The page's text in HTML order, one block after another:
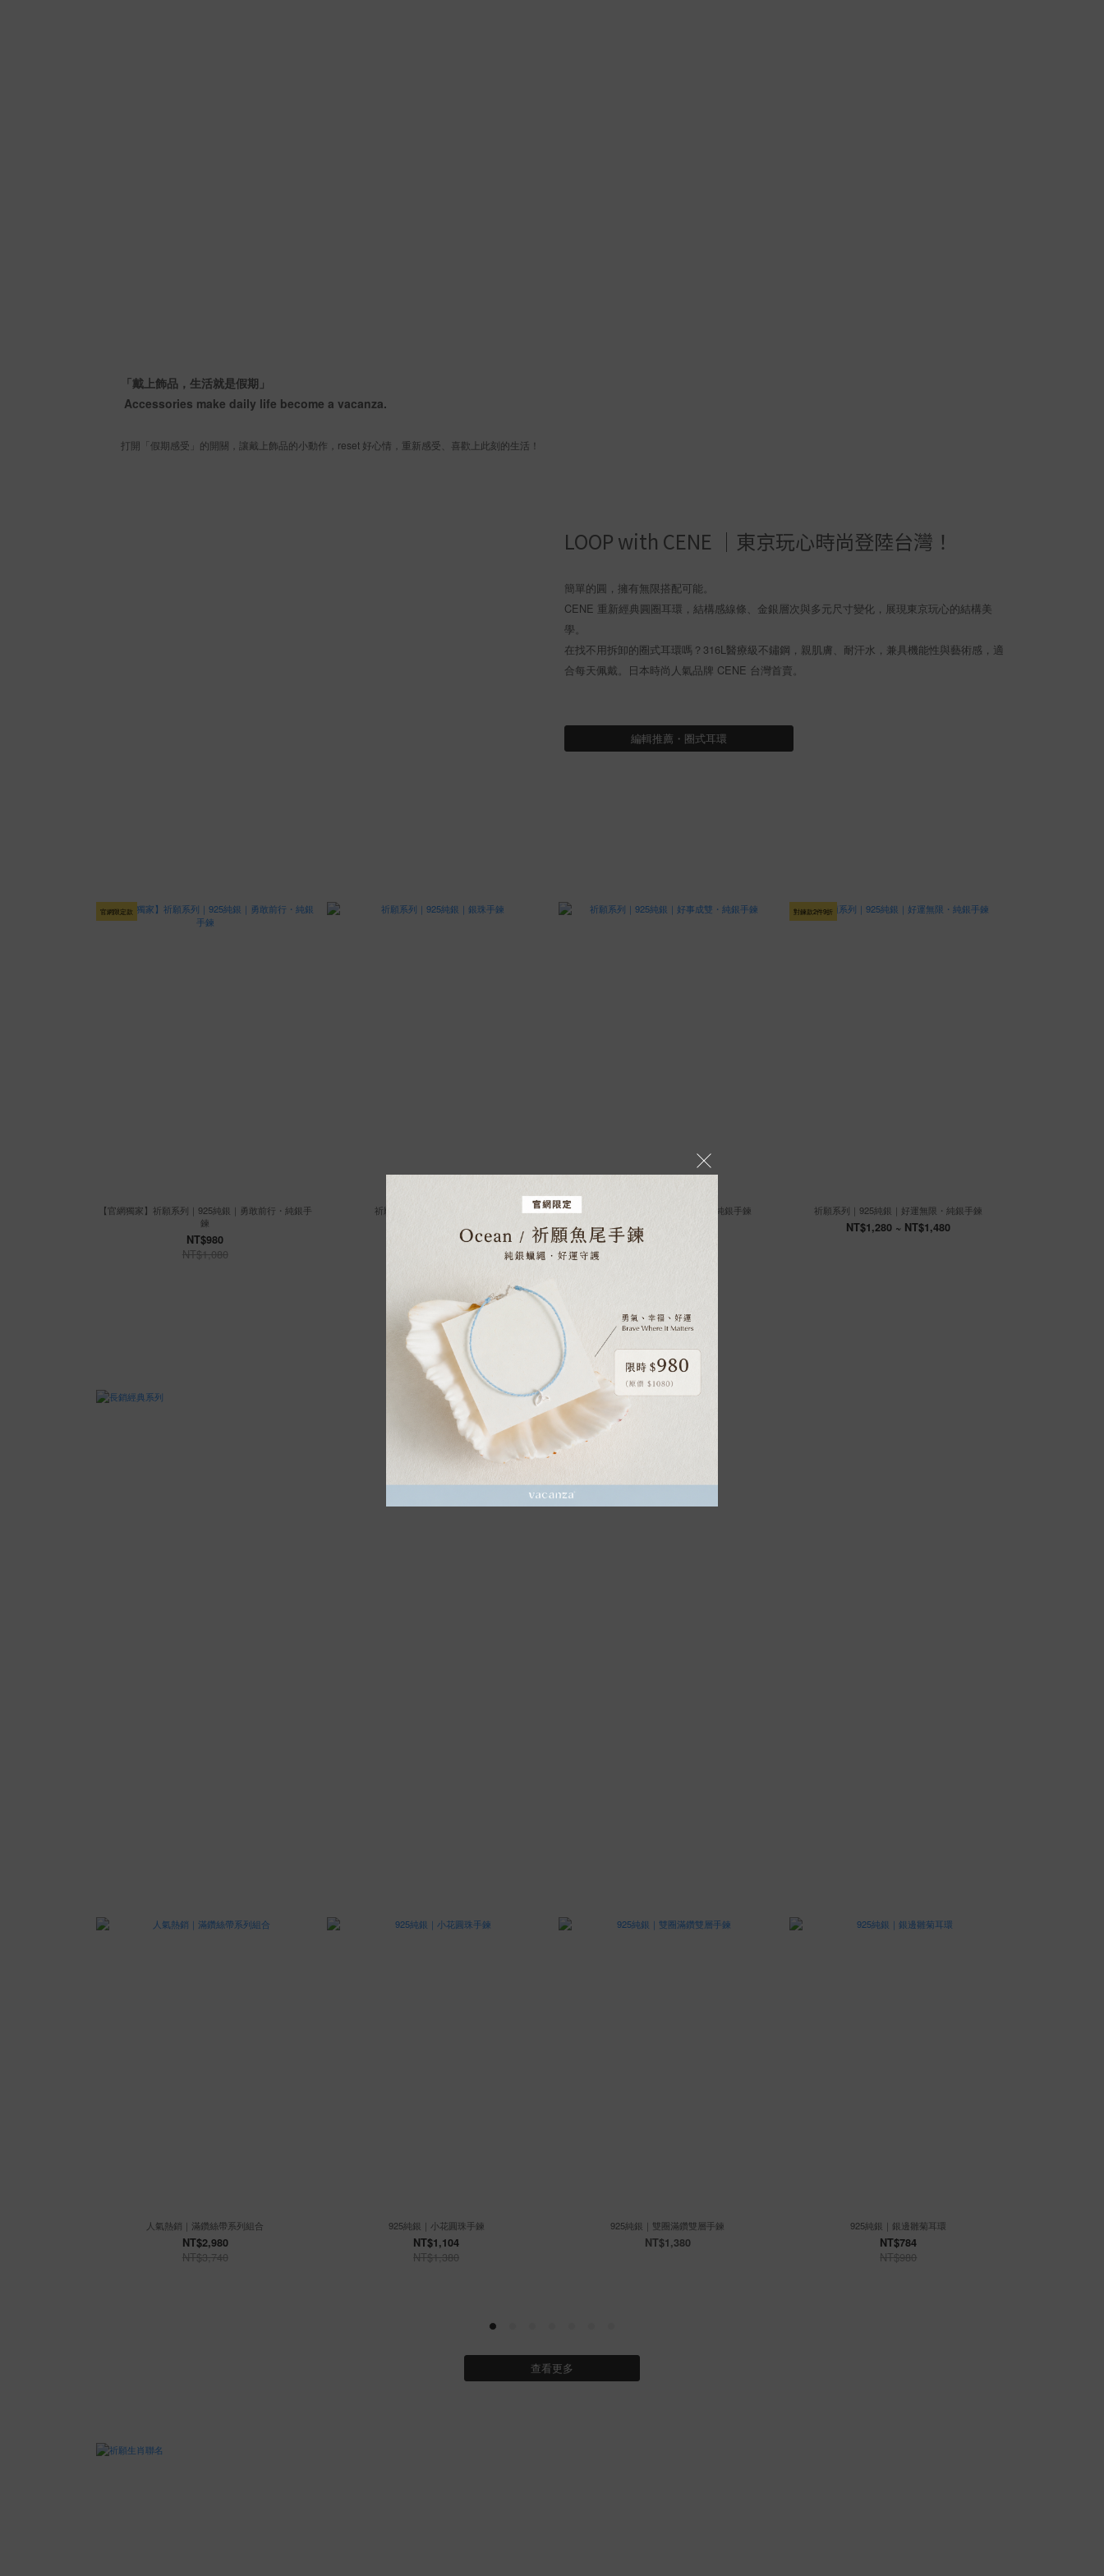
「戴上飾品，生活就是假期」
Accessories make daily life become a vacanza.
打開「假期感受」的開關，讓戴上飾品的小動作，reset 好心情，重新感受、喜歡上此刻的生活！
LOOP with CENE ｜東京玩心時尚登陸台灣！
簡單的圓，擁有無限搭配可能。
CENE 重新經典圓圈耳環，結構感線條、金銀層次與多元尺寸變化，展現東京玩心的結構美
學。
在找不用拆卸的圈式耳環嗎？316L醫療級不鏽鋼，親肌膚、耐汗水，兼具機能性與藝術感，適
合每天佩戴。日本時尚人氣品牌 CENE 台灣首賣。
編輯推薦・圈式耳環
官網限定款
【官網獨家】祈願系列｜925純銀｜勇敢前行・純銀手
鍊
NT$980
NT$1,080
祈願系列｜925純銀｜銀珠手鍊 祈願系列｜925純銀｜好事成雙・純銀手鍊
對鍊款2件9折
祈願系列｜925純銀｜好運無限・純銀手鍊
NT$1,280 ~ NT$1,480
人氣熱銷｜滿鑽絲帶系列組合
NT$2,980
NT$3,740
925純銀｜小花圓珠手鍊
NT$1,104
NT$1,380
925純銀｜雙圈滿鑽雙層手鍊
NT$1,380
925純銀｜銀邊雛菊耳環
NT$784
NT$980
查看更多